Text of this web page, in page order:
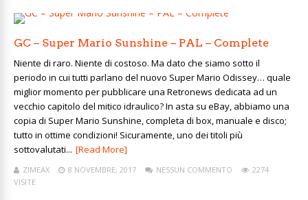
GC – Super Mario Sunshine – PAL – Complete
Niente di raro. Niente di costoso. Ma dato che siamo sotto il
periodo in cui tutti parlano del nuovo Super Mario Odissey… quale
miglior momento per pubblicare una Retronews dedicata ad un
vecchio capitolo del mitico idraulico? In asta su eBay, abbiamo una
copia di Super Mario Sunshine, completa di box, manuale e disco;
tutto in ottime condizioni! Sicuramente, uno dei titoli più
sottovalutati... [Read More]
ZIMEAX 8 NOVEMBRE, 2017 NESSUN COMMENTO
2274
VISITE